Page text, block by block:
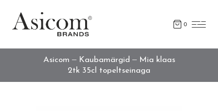
0
Asicom Kaubamärgid
Mia klaas
2tk 35cl topeltseinaga